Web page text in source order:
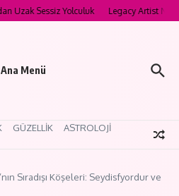
Uzak Sessiz Yolculuk Legacy Artist
Ana Menü
GÜZELLİK
ASTROLOJİ
Sıradışı Köşeleri: Seydisfyordur ve